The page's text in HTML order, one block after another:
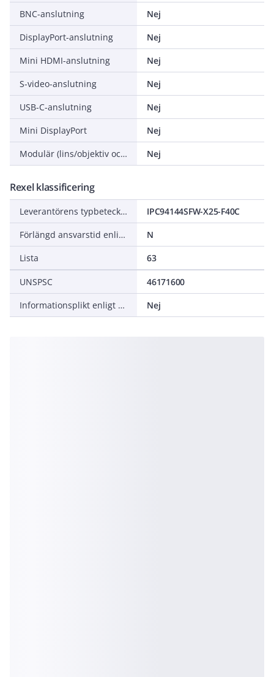
BNC-anslutning
Nej
DisplayPort-anslutning
Nej
Mini HDMI-anslutning
Nej
S-video-anslutning
Nej
USB-C-anslutning
Nej
Mini DisplayPort
Nej
Modulär (lins/objektiv och kamera separerad)
Nej
Rexel klassificering
Leverantörens typbeteckning
IPC94144SFW-X25-F40C
Förlängd ansvarstid enligt ALEM-09
N
Lista
63
UNSPSC
46171600
Informationsplikt enligt REACH
Nej